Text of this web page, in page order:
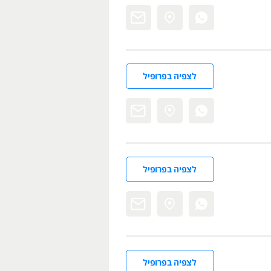
לצפיה בפרופיל
לצפיה בפרופיל
לצפיה בפרופיל